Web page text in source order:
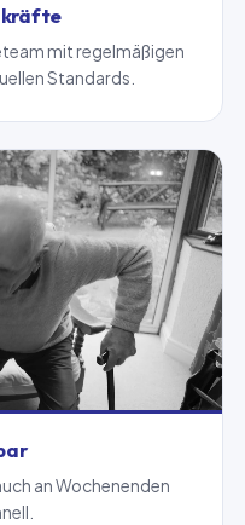
mit regelmäßigen
Standards.
an Wochenenden